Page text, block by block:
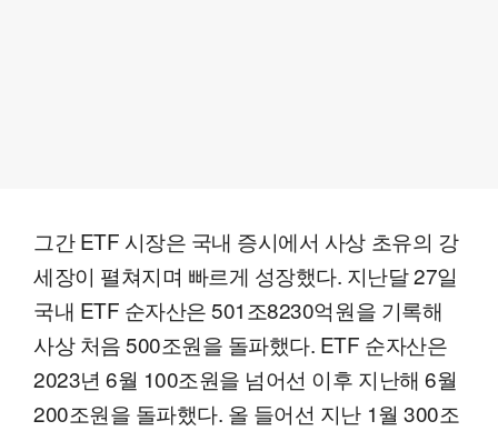
그간 ETF 시장은 국내 증시에서 사상 초유의 강
세장이 펼쳐지며 빠르게 성장했다. 지난달 27일
국내 ETF 순자산은 501조8230억원을 기록해
사상 처음 500조원을 돌파했다. ETF 순자산은
2023년 6월 100조원을 넘어선 이후 지난해 6월
200조원을 돌파했다. 올 들어선 지난 1월 300조